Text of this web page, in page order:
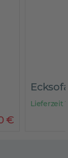
€
Lieferzeit